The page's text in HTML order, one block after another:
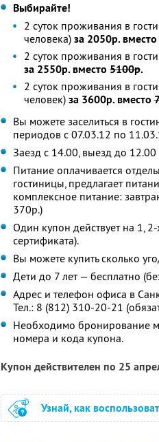
Выбирайте!
2 суток проживания в
человека) за 2050р. вместо
2 суток проживания в
за 2550р. вместо 5100р.
2 суток проживания в
человек) за 3600р. вместо
Вы можете заселиться в
периодов с 07.03.12 по
Заезд с 14.00, выезд до 12.00
Питание оплачивается
гостиницы, предлагает
комплексное питание:
370р.)
Один купон действует на 1,
сертификата).
Вы можете купить сколько
Дети до 7 лет — бесплатно
Адрес и телефон офиса в
Тел.: 8 (812) 310-20-21
Необходимо бронирование
номера и кода купона.
Купон действителен по 25
Узнай, как